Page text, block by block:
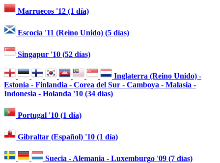
Marruecos '12 (1 día)
Escocia '11 (Reino Unido) (5 días)
Singapur '10 (52 días)
Inglaterra (Reino Unido) -
Estonia - Finlandia - Corea del Sur - Camboya - Malasia -
Indonesia - Holanda '10 (34 días)
Portugal '10 (1 día)
Gibraltar (Español) '10 (1 día)
Suecia - Alemania - Luxemburgo '09 (7 días)